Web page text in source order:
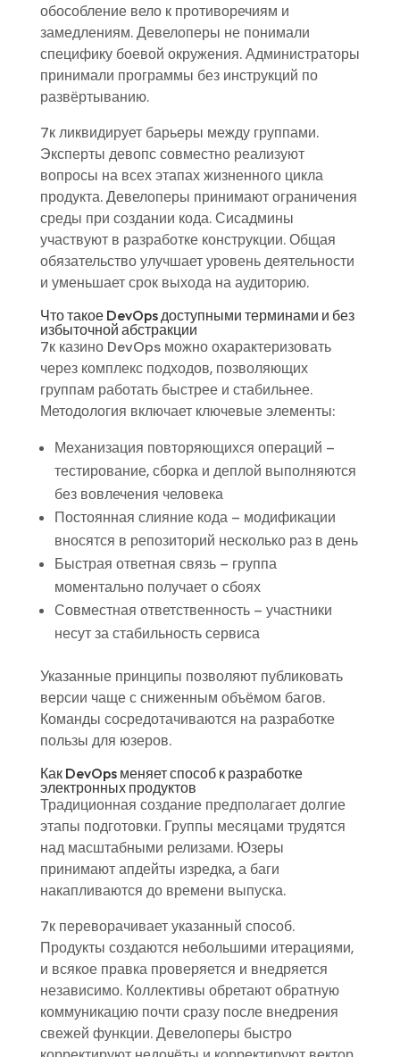
обособление вело к противоречиям и
замедлениям. Девелоперы не понимали
специфику боевой окружения. Администраторы
принимали программы без инструкций по
развёртыванию.
7к ликвидирует барьеры между группами.
Эксперты девопс совместно реализуют
вопросы на всех этапах жизненного цикла
продукта. Девелоперы принимают ограничения
среды при создании кода. Сисадмины
участвуют в разработке конструкции. Общая
обязательство улучшает уровень деятельности
и уменьшает срок выхода на аудиторию.
Что такое DevOps доступными терминами и без
избыточной абстракции
7к казино DevOps можно охарактеризовать
через комплекс подходов, позволяющих
группам работать быстрее и стабильнее.
Методология включает ключевые элементы:
Механизация повторяющихся операций –
тестирование, сборка и деплой выполняются
без вовлечения человека
Постоянная слияние кода – модификации
вносятся в репозиторий несколько раз в день
Быстрая ответная связь – группа
моментально получает о сбоях
Совместная ответственность – участники
несут за стабильность сервиса
Указанные принципы позволяют публиковать
версии чаще с сниженным объёмом багов.
Команды сосредотачиваются на разработке
пользы для юзеров.
Как DevOps меняет способ к разработке
электронных продуктов
Традиционная создание предполагает долгие
этапы подготовки. Группы месяцами трудятся
над масштабными релизами. Юзеры
принимают апдейты изредка, а баги
накапливаются до времени выпуска.
7к переворачивает указанный способ.
Продукты создаются небольшими итерациями,
и всякое правка проверяется и внедряется
независимо. Коллективы обретают обратную
коммуникацию почти сразу после внедрения
свежей функции. Девелоперы быстро